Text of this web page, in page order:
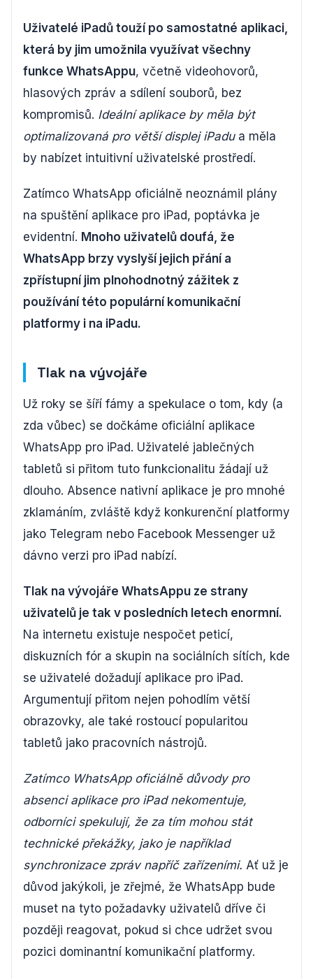
Uživatelé iPadů touží po samostatné aplikaci,
která by jim umožnila využívat všechny
funkce WhatsAppu, včetně videohovorů,
hlasových zpráv a sdílení souborů, bez
kompromisů. Ideální aplikace by měla být
optimalizovaná pro větší displej iPadua měla
by nabízet intuitivní uživatelské prostředí.
Zatímco WhatsApp oficiálně neoznámil plány
na spuštění aplikace pro iPad, poptávka je
evidentní. Mnoho uživatelů doufá, že
WhatsApp brzy vyslyší jejich přání a
zpřístupní jim plnohodnotný zážitek z
používání této populární komunikační
platformy i na iPadu.
Tlak na vývojáře
Už roky se šíří fámy a spekulace o tom, kdy (a
zda vůbec) se dočkáme oficiální aplikace
WhatsApp pro iPad. Uživatelé jablečných
tabletů si přitom tuto funkcionalitu žádají už
dlouho. Absence nativní aplikace je pro mnohé
zklamáním, zvláště když konkurenční platformy
jako Telegram nebo Facebook Messenger už
dávno verzi pro iPad nabízí.
Tlak na vývojáře WhatsAppu ze strany
uživatelů je tak v posledních letech enormní.
Na internetu existuje nespočet peticí,
diskuzních fór a skupin na sociálních sítích, kde
se uživatelé dožadují aplikace pro iPad.
Argumentují přitom nejen pohodlím větší
obrazovky, ale také rostoucí popularitou
tabletů jako pracovních nástrojů.
Zatímco WhatsApp oficiálně důvody pro
absenci aplikace pro iPad nekomentuje,
odborníci spekulují, že za tím mohou stát
technické překážky, jako je například
synchronizace zpráv napříč zařízeními. Ať už je
důvod jakýkoli, je zřejmé, že WhatsApp bude
muset na tyto požadavky uživatelů dříve či
později reagovat, pokud si chce udržet svou
pozici dominantní komunikační platformy.